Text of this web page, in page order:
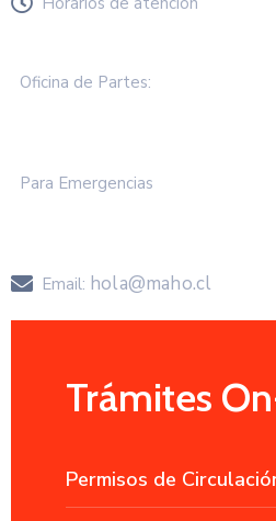
Oficina de Partes:
Para Emergencias
Email: hola@maho.cl
Trámites
Permisos de